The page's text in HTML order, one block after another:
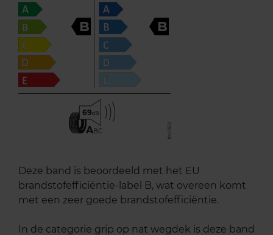
B B
69
ABC
Deze band is beoordeeld met het EU
brandstofefficiëntie-label B, wat overeen komt
met een zeer goede brandstofefficiëntie.
In de categorie grip op nat wegdek is deze band